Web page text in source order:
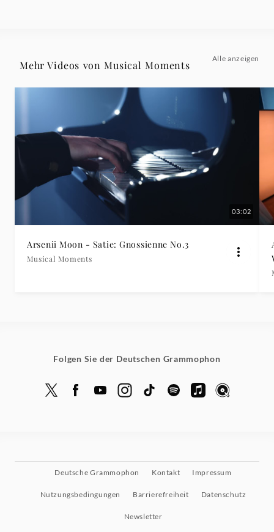
21
in
Minor,
304,
Tempo
Musical
Deutsche
Grammophon
Mehr Videos von Musical Moments
Alle anzeigen
03:02
Arsenii Moon - Satie: Gnossienne No.3
Musical Moments
Folgen Sie der Deutschen Grammophon
Deutsche Grammophon Kontakt Impressum
Nutzungsbedingungen Barrierefreiheit Datenschutz
Newsletter